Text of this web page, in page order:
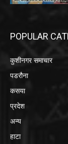
POPULAR
कुशीनगर समाचार
पडरौना
कसया
प्रदेश
अन्य
हाटा